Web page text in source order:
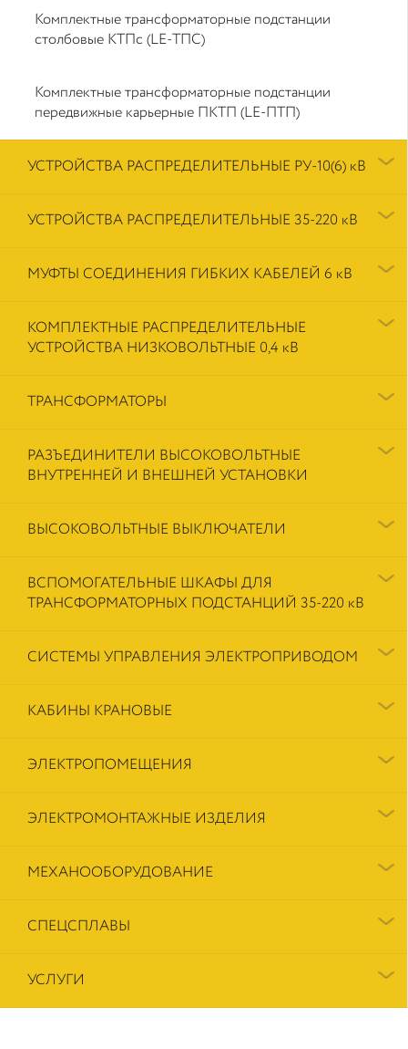
Комплектные трансформаторные подстанции
столбовые КТПс (LE-ТПС)
Комплектные трансформаторные подстанции
передвижные карьерные ПКТП (LE-ПТП)
УСТРОЙСТВА РАСПРЕДЕЛИТЕЛЬНЫЕ РУ-10(6) кВ
УСТРОЙСТВА РАСПРЕДЕЛИТЕЛЬНЫЕ 35-220 кВ
МУФТЫ СОЕДИНЕНИЯ ГИБКИХ КАБЕЛЕЙ 6 кВ
КОМПЛЕКТНЫЕ РАСПРЕДЕЛИТЕЛЬНЫЕ
УСТРОЙСТВА НИЗКОВОЛЬТНЫЕ 0,4 кВ
ТРАНСФОРМАТОРЫ
РАЗЪЕДИНИТЕЛИ ВЫСОКОВОЛЬТНЫЕ
ВНУТРЕННЕЙ И ВНЕШНЕЙ УСТАНОВКИ
ВЫСОКОВОЛЬТНЫЕ ВЫКЛЮЧАТЕЛИ
ВСПОМОГАТЕЛЬНЫЕ ШКАФЫ ДЛЯ
ТРАНСФОРМАТОРНЫХ ПОДСТАНЦИЙ 35-220 кВ
СИСТЕМЫ УПРАВЛЕНИЯ ЭЛЕКТРОПРИВОДОМ
КАБИНЫ КРАНОВЫЕ
ЭЛЕКТРОПОМЕЩЕНИЯ
ЭЛЕКТРОМОНТАЖНЫЕ ИЗДЕЛИЯ
МЕХАНООБОРУДОВАНИЕ
СПЕЦСПЛАВЫ
УСЛУГИ